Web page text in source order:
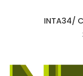
INTA34/